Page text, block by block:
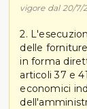
vigore dal 20/7/
2.
delle
in forma
articoli 37 e
economici